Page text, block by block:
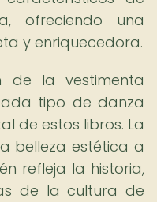
ofreciendo una
y enriquecedora.
de la vestimenta
tipo de danza
de estos libros. La
belleza estética a
refleja la historia,
de la cultura de